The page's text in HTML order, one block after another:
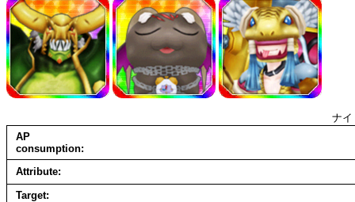
ナイ
AP
consumption
Attribute
Target